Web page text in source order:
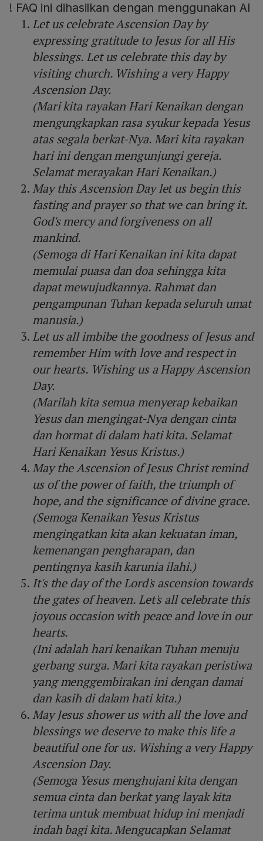
! FAQ ini dihasilkan dengan menggunakan AI
Let us celebrate Ascension Day by
expressing gratitude to Jesus for all His
blessings. Let us celebrate this day by
visiting church. Wishing a very Happy
Ascension Day.
(Mari kita rayakan Hari Kenaikan dengan
mengungkapkan rasa syukur kepada Yesus
atas segala berkat-Nya. Mari kita rayakan
hari ini dengan mengunjungi gereja.
Selamat merayakan Hari Kenaikan.)
May this Ascension Day let us begin this
fasting and prayer so that we can bring it.
God's mercy and forgiveness on all
mankind.
(Semoga di Hari Kenaikan ini kita dapat
memulai puasa dan doa sehingga kita
dapat mewujudkannya. Rahmat dan
pengampunan Tuhan kepada seluruh umat
manusia.)
Let us all imbibe the goodness of Jesus and
remember Him with love and respect in
our hearts. Wishing us a Happy Ascension
Day.
(Marilah kita semua menyerap kebaikan
Yesus dan mengingat-Nya dengan cinta
dan hormat di dalam hati kita. Selamat
Hari Kenaikan Yesus Kristus.)
May the Ascension of Jesus Christ remind
us of the power of faith, the triumph of
hope, and the significance of divine grace.
(Semoga Kenaikan Yesus Kristus
mengingatkan kita akan kekuatan iman,
kemenangan pengharapan, dan
pentingnya kasih karunia ilahi.)
It's the day of the Lord's ascension towards
the gates of heaven. Let's all celebrate this
joyous occasion with peace and love in our
hearts.
(Ini adalah hari kenaikan Tuhan menuju
gerbang surga. Mari kita rayakan peristiwa
yang menggembirakan ini dengan damai
dan kasih di dalam hati kita.)
May Jesus shower us with all the love and
blessings we deserve to make this life a
beautiful one for us. Wishing a very Happy
Ascension Day.
(Semoga Yesus menghujani kita dengan
semua cinta dan berkat yang layak kita
terima untuk membuat hidup ini menjadi
indah bagi kita. Mengucapkan Selamat